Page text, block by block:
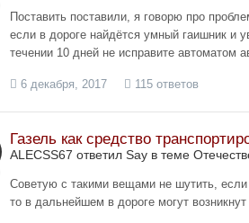
Поставить поставили, я говорю про
если в дороге найдётся умный гаишник и
течении 10 дней не исправите автоматом
6 декабря, 2017 115 ответов
Газель как средство
ALECSS67 ответил Say в теме
Советую с такими вещами не шутить, если
то в дальнейшем в дороге могут возникнут